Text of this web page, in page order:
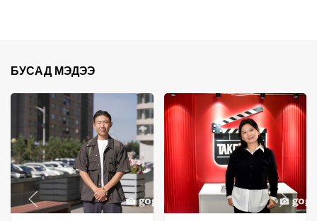
БУСАД МЭДЭЭ